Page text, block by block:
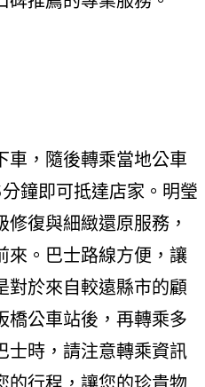
車，隨後轉乘當地公車
鐘即可抵達店家。明瑩
復與細緻還原服務，
來。巴士路線方便，讓
對於來自較遠縣市的顧
橋公車站後，再轉乘多
士時，請注意轉乘資訊
的行程，讓您的珍貴物